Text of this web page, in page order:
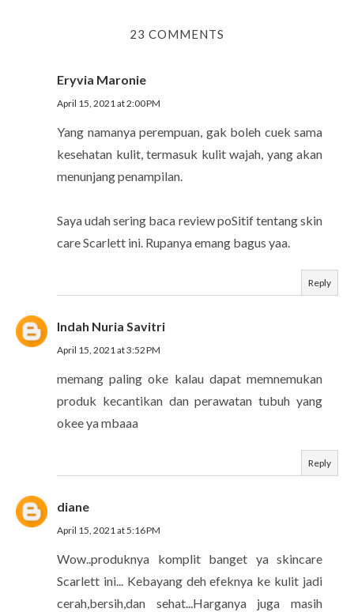
23 COMMENTS
Eryvia Maronie
April 15, 2021 at 2:00 PM
Yang namanya perempuan, gak boleh cuek sama
kesehatan kulit, termasuk kulit wajah, yang akan
menunjang penampilan.
Saya udah sering baca review poSitif tentang skin
care Scarlett ini. Rupanya emang bagus yaa.
Reply
Indah Nuria Savitri
April 15, 2021 at 3:52 PM
memang paling oke kalau dapat memnemukan
produk kecantikan dan perawatan tubuh yang
okee ya mbaaa
Reply
diane
April 15, 2021 at 5:16 PM
Wow..produknya komplit banget ya skincare
Scarlett ini... Kebayang deh efeknya ke kulit jadi
cerah,bersih,dan sehat...Harganya juga masih